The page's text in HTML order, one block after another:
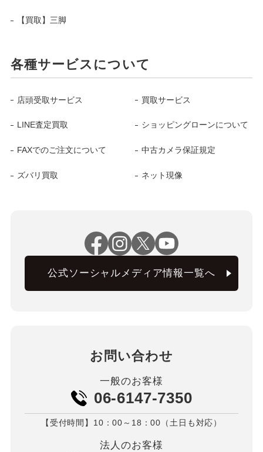
【買取】三脚
各種サービスについて
店頭受取サービス 買取サービス
LINE査定買取 ショッピングローンについて
FAXでのご注文について 中古カメラ保証規定
ズバリ買取 ネット現像
公式ソーシャルメディア情報一覧へ
お問い合わせ
一般のお客様
06-6147-7350
【受付時間】10：00～18：00（土日も対応）
法人のお客様